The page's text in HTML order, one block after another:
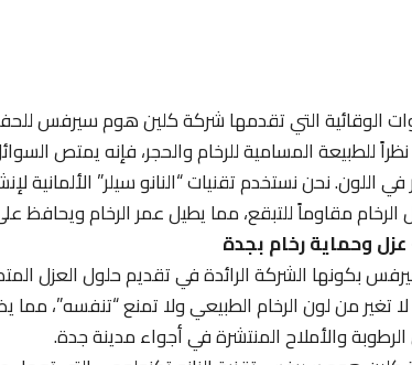
الوقائية التي تقدمها شركة كلين هوم سيرفس
للطبيعة المسامية للرخام والحجر، فإنه يمتص
نحن نستخدم تقنيات “النانو سيلر” الألمانية
مقاوماً للتبقع، مما يطيل عمر الرخام ويحافظ
وحماية رخام بجدة
بكونها الشركة الرائدة في تقديم حلول العزل
تغير من لون الرخام الطبيعي ولا تمنع “تنفسه”،
والأملاح المنتشرة في أجواء مدينة جدة.